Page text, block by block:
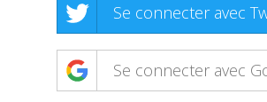
Se connecter avec
Se connecter avec